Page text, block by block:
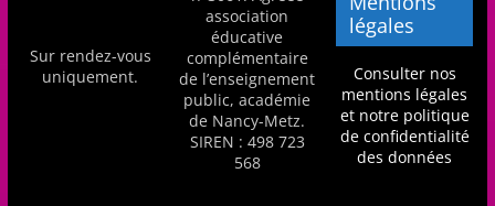
Sur rendez-vous
uniquement.
association
éducative
complémentaire
de l’enseignement
public, académie
de Nancy-Metz.
SIREN : 498 723
568
légales
Consulter nos
mentions légales
et notre politique
de confidentialité
des données